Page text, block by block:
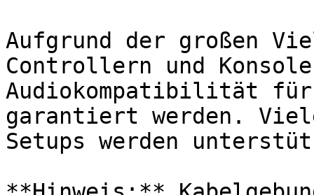
Aufgrund der großen
Controllern und
Audiokompatibilität
garantiert werden.
Setups werden